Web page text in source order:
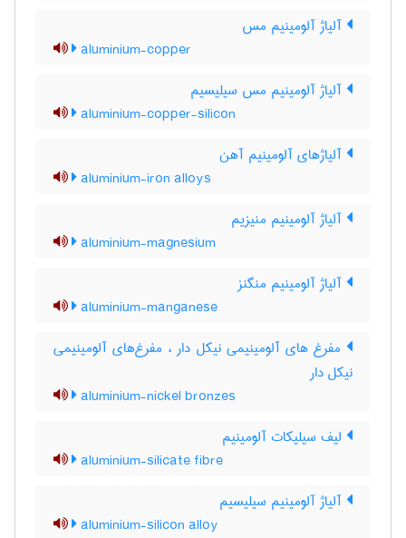
آلیاژ آلومینیم مس
aluminium-copper
آلیاژ آلومینیم مس سیلیسیم
aluminium-copper-silicon
آلیاژهای آلومینیم آهن
aluminium-iron alloys
آلیاژ آلومینیم منیزیم
aluminium-magnesium
آلیاژ آلومینیم منگنز
aluminium-manganese
مفرغ های آلومینیمی نیکل دار ، مفرغ‌های آلومینیمی
نیکل دار
aluminium-nickel bronzes
لیف سیلیکات آلومینیم
aluminium-silicate fibre
آلیاژ آلومینیم سیلیسیم
aluminium-silicon alloy